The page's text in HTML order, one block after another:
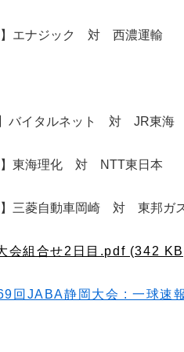
】エナジック 対 西濃運輸
バイタルネット 対 JR東海
】東海理化 対 NTT東日本
】三菱自動車岡崎 対 東邦ガ
会組合せ2日目.pdf (342
回JABA静岡大会 : 一球速